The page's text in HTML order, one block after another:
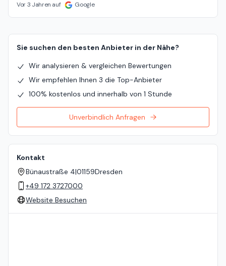
Vor 3 Jahren auf Google
Sie suchen den besten Anbieter in der Nähe?
Wir analysieren & vergleichen Bewertungen
Wir empfehlen Ihnen 3 die Top-Anbieter
100% kostenlos und innerhalb von 1 Stunde
Unverbindlich Anfragen
Kontakt
Bünaustraße 4|01159Dresden
+49 172 3727000
Website Besuchen